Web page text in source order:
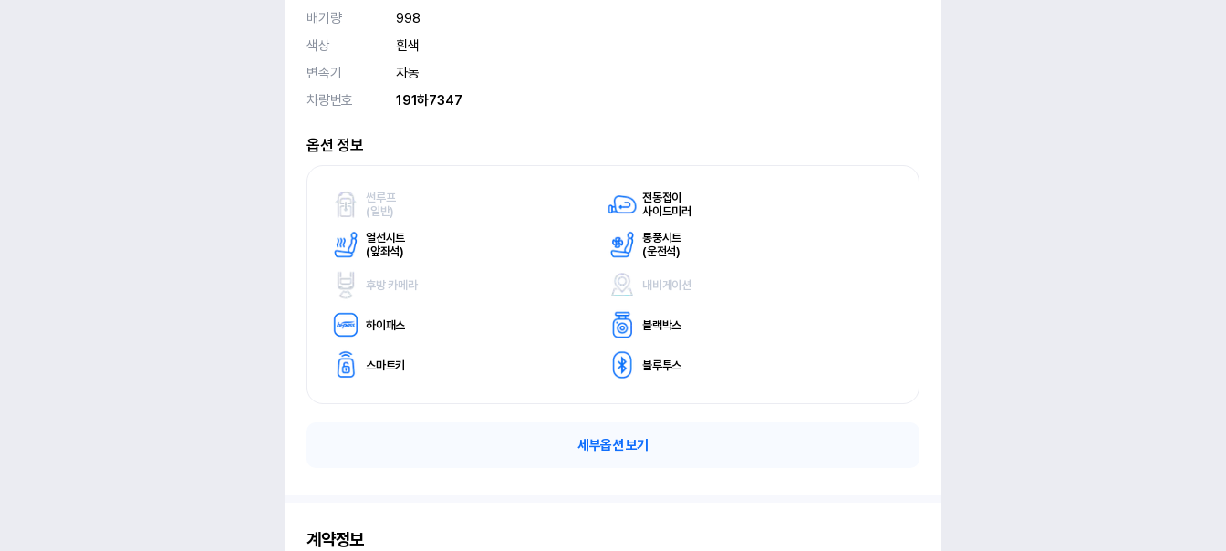
배기량
998
색상
흰색
변속기
자동
차량번호
191하7347
옵션 정보
썬루프
(일반)
전동접이
사이드미러
열선시트
(앞좌석)
통풍시트
(운전석)
후방 카메라 내비게이션
하이패스 블랙박스
스마트키 블루투스
세부옵션 보기
계약정보